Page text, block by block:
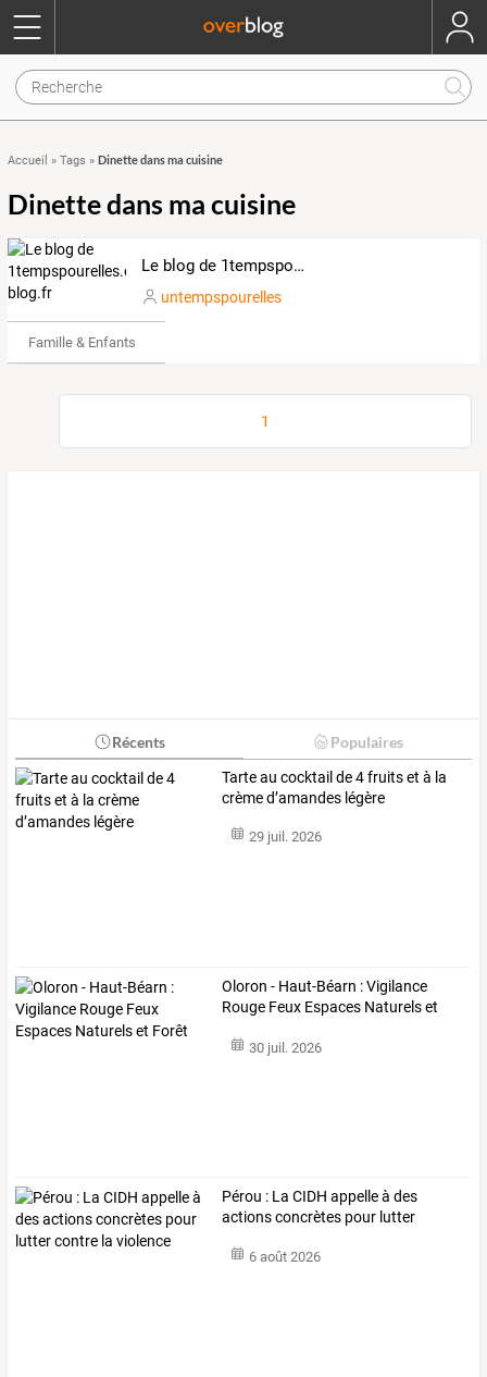
Accueil » Tags » Dinette dans ma cuisine
Dinette dans ma cuisine
Le blog de 1tempspourelles.over-blog.fr
untempspourelles
Famille & Enfants
1
Récents Populaires
Tarte au cocktail de 4 fruits et à la
crème d’amandes légère
29 juil. 2026
Oloron - Haut-Béarn : Vigilance
Rouge Feux Espaces Naturels et
30 juil. 2026
Pérou : La CIDH appelleà des
actionsconcrètes pour lutter
6 août 2026